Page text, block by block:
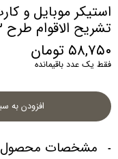
استیکر موبایل و
تشریح الاقوام طرح ۳
۵۸,۷۵۰ تومان
فقط یک عدد باقیمانده
افزودن به
مشخصات محصول